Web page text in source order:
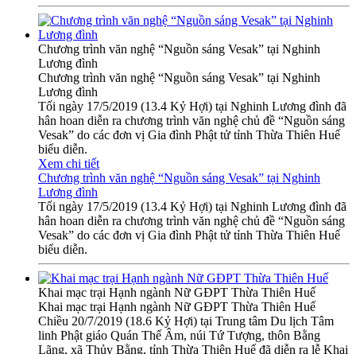
Chương trình văn nghệ “Nguồn sáng Vesak” tại Nghinh
Lương đình
Chương trình văn nghệ “Nguồn sáng Vesak” tại Nghinh
Lương đình
Tối ngày 17/5/2019 (13.4 Kỷ Hợi) tại Nghinh Lương đình đã
hân hoan diễn ra chương trình văn nghệ chủ đề “Nguồn sáng
Vesak” do các đơn vị Gia đình Phật tử tỉnh Thừa Thiên Huế
biểu diễn.
Xem chi tiết
Chương trình văn nghệ “Nguồn sáng Vesak” tại Nghinh
Lương đình
Tối ngày 17/5/2019 (13.4 Kỷ Hợi) tại Nghinh Lương đình đã
hân hoan diễn ra chương trình văn nghệ chủ đề “Nguồn sáng
Vesak” do các đơn vị Gia đình Phật tử tỉnh Thừa Thiên Huế
biểu diễn.
Khai mạc trại Hạnh ngành Nữ GĐPT Thừa Thiên Huế
Khai mạc trại Hạnh ngành Nữ GĐPT Thừa Thiên Huế
Chiều 20/7/2019 (18.6 Kỷ Hợi) tại Trung tâm Du lịch Tâm
linh Phật giáo Quán Thế Âm, núi Tứ Tượng, thôn Bằng
Lãng, xã Thủy Bằng, tỉnh Thừa Thiên Huế đã diễn ra lễ Khai